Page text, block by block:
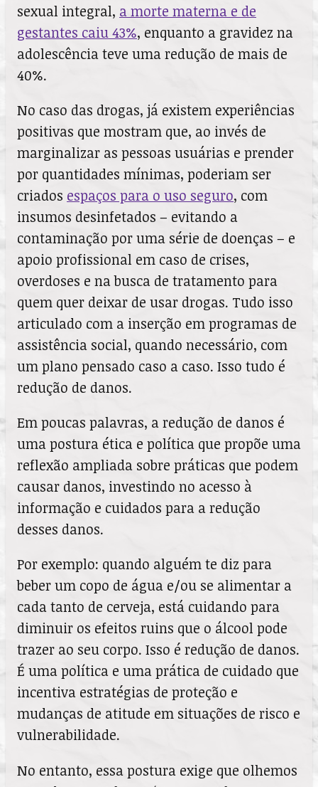
sexual integral, a morte materna e de
gestantes caiu 43%, enquanto a gravidez na
adolescência teve uma redução de mais de
40%.
No caso das drogas, já existem experiências
positivas que mostram que, ao invés de
marginalizar as pessoas usuárias e prender
por quantidades mínimas, poderiam ser
criados espaços para o uso seguro, com
insumos desinfetados – evitando a
contaminação por uma série de doenças – e
apoio profissional em caso de crises,
overdoses e na busca de tratamento para
quem quer deixar de usar drogas. Tudo isso
articulado com a inserção em programas de
assistência social, quando necessário, com
um plano pensado caso a caso. Isso tudo é
redução de danos.
Em poucas palavras, a redução de danos é
uma postura ética e política que propõe uma
reflexão ampliada sobre práticas que podem
causar danos, investindo no acesso à
informação e cuidados para a redução
desses danos.
Por exemplo: quando alguém te diz para
beber um copo de água e/ou se alimentar a
cada tanto de cerveja, está cuidando para
diminuir os efeitos ruins que o álcool pode
trazer ao seu corpo. Isso é redução de danos.
É uma política e uma prática de cuidado que
incentiva estratégias de proteção e
mudanças de atitude em situações de risco e
vulnerabilidade.
No entanto, essa postura exige que olhemos